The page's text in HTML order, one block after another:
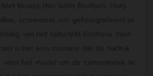
Met broers Hier komt Brothers Story
screentest. om gefotografeerd te
van het tijdschrift Brothers Voor
is het een moment dat de nadruk
voor het model om de camerahoek te